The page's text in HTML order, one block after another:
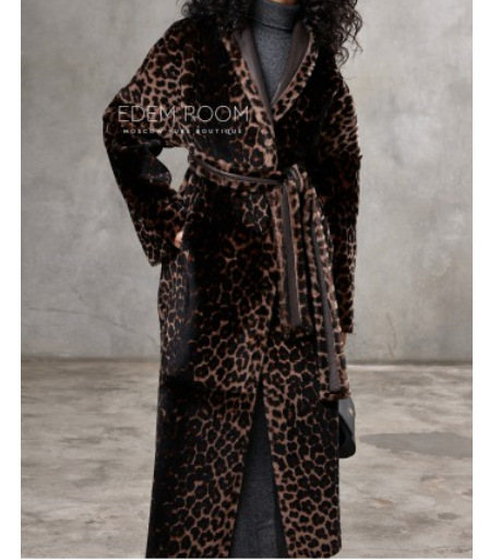
коричневого цвета. Длина изделия - 120-125 см.
позволяет создавать эффектный силуэт, и в
совокупности с поясом подчеркнуть линию талии.
Фасон на запах обеспечивает легкость и возможность
регулировать облегание по фигуре, что особенно
важно в осенне-зимний период.
Особенности этой модели — возможность ношения с
обеих сторон, что открывает возможности для
различных комбинаций. Вы можете выбрать более
сдержанный коричневый тон или выразительный
леопардовый принт в зависимости от вашего стиля и
ситуации. Это пальто — настоящая находка для
ценительниц моды.
*описание несет информационный характер, состав и
правила ухода могут быть изменены производителем